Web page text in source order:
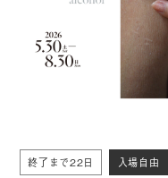
終了まで22日 入場自由